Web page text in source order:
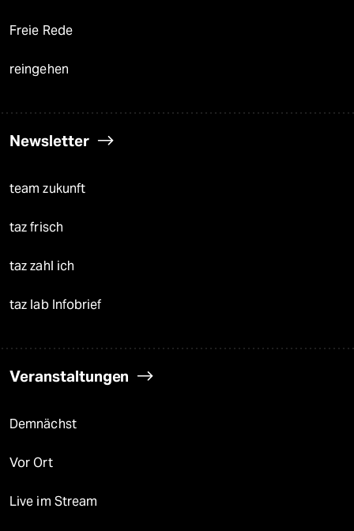
Freie Rede
reingehen
Newsletter
team zukunft
taz frisch
taz zahl ich
taz lab Infobrief
Veranstaltungen
Demnächst
Vor Ort
Live im Stream